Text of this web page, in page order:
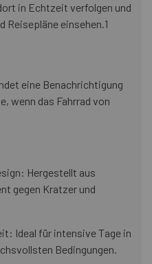
in Echtzeit verfolgen und
Reisepläne einsehen.1
eine Benachrichtigung
wenn das Fahrrad von
Hergestellt aus
gegen Kratzer und
Ideal für intensive Tage in
Bedingungen.